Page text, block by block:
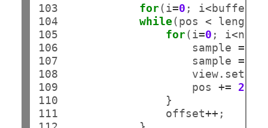
103
104
105
106
107
108
109
110
111
for(i=0 ; i<
while(pos <
for(i=0 ; i<
                    sample
=
                    sample
=
                    pos
+= 2
                }
                offset
++ ;